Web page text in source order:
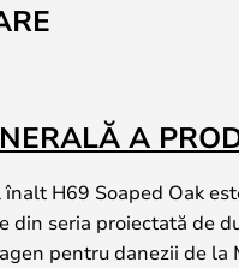
A
înalt H69 Soaped Oak
din seria proiectată de
pentru danezii de la